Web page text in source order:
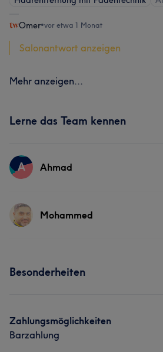
Omer•vor etwa 1 Monat
Salonantwort anzeigen
Mehr anzeigen...
Lerne das Team kennen
A Ahmad
Services
Mohammed
Was unsere Kunden über
Professionell
Besonderheiten
Zahlungsmöglichkeiten
Barzahlung